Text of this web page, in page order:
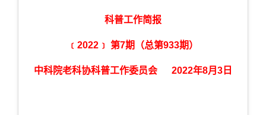
科普工作简报
﹝2022﹞ 第7期（总第933期）
中科院老科协科普工作委员会 2022年8月3日